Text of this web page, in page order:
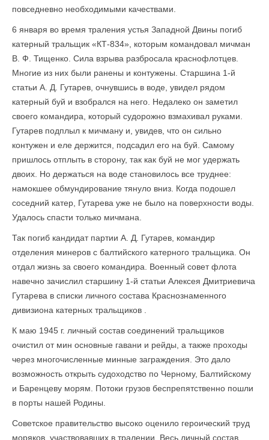
повседневно необходимыми качествами.
6 января во время траления устья Западной Двины погиб
катерный тральщик «КТ-834», которым командовал мичман
В. Ф. Тищенко. Сила взрыва разбросала краснофлотцев.
Многие из них были ранены и контужены. Старшина 1-й
статьи А. Д. Гутарев, очнувшись в воде, увидел рядом
катерный буй и взобрался на него. Недалеко он заметил
своего командира, который судорожно взмахивал руками.
Гутарев подплыл к мичману и, увидев, что он сильно
контужен и еле держится, подсадил его на буй. Самому
пришлось отплыть в сторону, так как буй не мог удержать
двоих. Но держаться на воде становилось все труднее:
намокшее обмундирование тянуло вниз. Когда подошел
соседний катер, Гутарева уже не было на поверхности воды.
Удалось спасти только мичмана.
Так погиб кандидат партии А. Д. Гутарев, командир
отделения минеров с балтийского катерного тральщика. Он
отдал жизнь за своего командира. Военный совет флота
навечно зачислил старшину 1-й статьи Алексея Дмитриевича
Гутарева в списки личного состава Краснознаменного
дивизиона катерных тральщиков .
К маю 1945 г. личный состав соединений тральщиков
очистил от мин основные гавани и рейды, а также проходы
через многочисленные минные заграждения. Это дало
возможность открыть судоходство по Черному, Балтийскому
и Баренцеву морям. Потоки грузов беспрепятственно пошли
в порты нашей Родины.
Советское правительство высоко оценило героический труд
моряков, участвовавших в тралении. Весь личный состав